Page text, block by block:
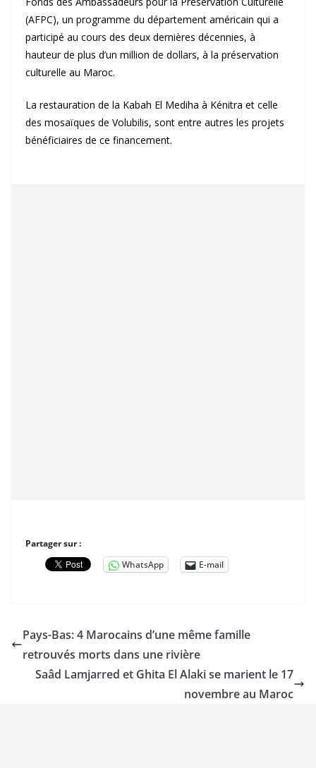
(AFPC), un programme du département américain qui a
participé au cours des deux dernières décennies, à
hauteur de plus d’un million de dollars, à la préservation
culturelle au Maroc.
La restauration de la Kabah El Mediha à Kénitra et celle
des mosaïques de Volubilis, sont entre autres les projets
bénéficiaires de ce financement.
Partager sur :
WhatsApp
E-mail
Pays-Bas: 4 Marocains d’une même famille
retrouvés morts dans une rivière
Saâd Lamjarred et Ghita El Alaki se marient le 17
novembre au Maroc